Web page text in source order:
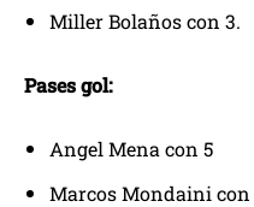
Miller Bolaños con 3.
Pases gol:
Angel Mena con 5
Marcos Mondaini con